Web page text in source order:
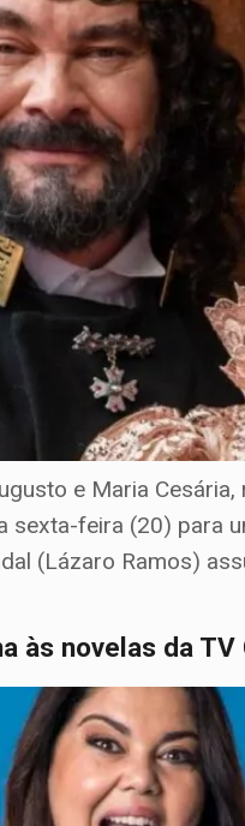
e Maria
feira (20) para
(Lázaro Ramos)
às novelas da TV